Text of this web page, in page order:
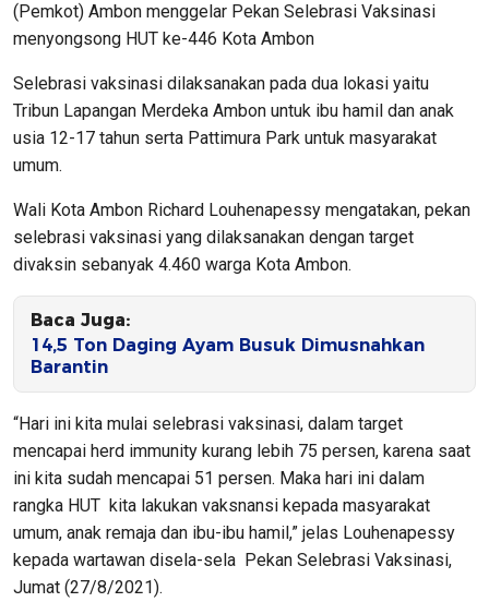
(Pemkot) Ambon menggelar Pekan Selebrasi Vaksinasi
menyongsong HUT ke-446 Kota Ambon
Selebrasi vaksinasi dilaksanakan pada dua lokasi yaitu
Tribun Lapangan Merdeka Ambon untuk ibu hamil dan anak
usia 12-17 tahun serta Pattimura Park untuk masyarakat
umum.
Wali Kota Ambon Richard Louhenapessy mengatakan, pekan
selebrasi vaksinasi yang dilaksanakan dengan target
divaksin sebanyak 4.460 warga Kota Ambon.
Baca Juga:
14,5 Ton Daging Ayam Busuk Dimusnahkan
Barantin
“Hari ini kita mulai selebrasi vaksinasi, dalam target
mencapai herd immunity kurang lebih 75 persen, karena saat
ini kita sudah mencapai 51 persen. Maka hari ini dalam
rangka HUT kita lakukan vaksnansi kepada masyarakat
umum, anak remaja dan ibu-ibu hamil,” jelas Louhenapessy
kepada wartawan disela-sela Pekan Selebrasi Vaksinasi,
Jumat (27/8/2021).